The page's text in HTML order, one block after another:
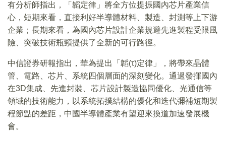
有分析師指出，「韜定律」將全方位提振國內芯片產業信
心，短期來看，直接利好半導體材料、製造、封測等上下游
企業；長期來看，為國內芯片設計企業規避先進製程受限風
險、突破技術瓶頸提供了全新的可行路徑。
中信證券研報指出，華為提出「韜(τ)定律」，將帶來晶體
管、電路、芯片、系統四個層面的深刻變化。通過發揮國內
在3D集成、先進封裝、芯片設計製造協同優化、光通信等
領域的技術能力，以系統拓撲結構的優化和迭代彌補短期製
程節點的差距，中國半導體產業有望迎來換道加速發展機
會。